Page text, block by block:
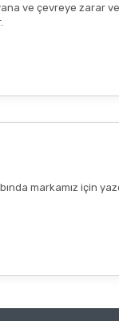
ve çevreye zarar
markamız için